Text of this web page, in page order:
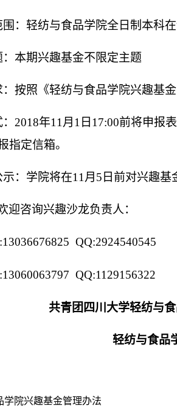
围：轻纺与食品学院全日制本科
：本期兴趣基金不限定主题
：按照《轻纺与食品学院兴趣基
2018年11 月 1 日 17:00前将申报
指定信箱。
示：学院将在11 月 5 日前对兴趣
迎咨询兴趣沙龙负责人：
:13036676825 QQ:2924540545
:13060063797 QQ:1129156322
共青团四川大学轻纺与
食品学院学生
学院兴趣基金管理办法